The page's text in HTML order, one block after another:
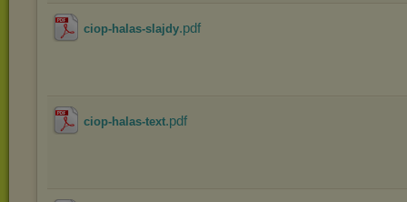
ciop-halas-slajdy.pdf
ciop-halas-text.pdf